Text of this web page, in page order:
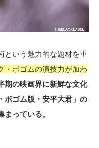
という魅力的な題材を重
・ボゴムの演技力が加わ
期の映画界に新鮮な文化
ボゴム版・安平大君」の
っている。